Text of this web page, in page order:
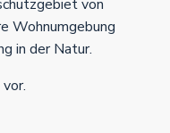
von
Wohnumgebung
in der Natur.